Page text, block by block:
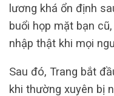
lương khá ổn định
buổi họp mặt bạn
nhập thật khi mọi
Sau đó, Trang bắt
khi thường xuyên bị